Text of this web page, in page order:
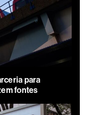
para
fontes